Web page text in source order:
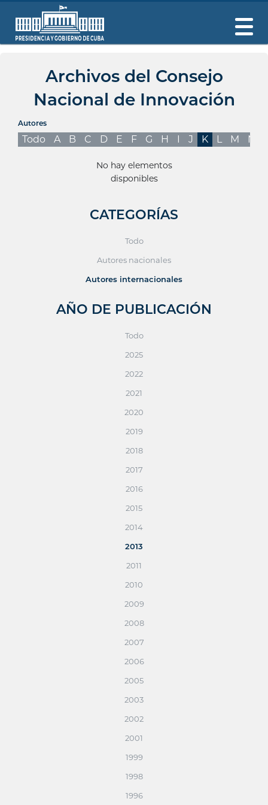
Archivos del Consejo
Nacional de Innovación
Autores
Todo A B C D E F G H I J K L M N
No hay elementos
disponibles
CATEGORÍAS
Todo
Autores nacionales
Autores internacionales
AÑO DE PUBLICACIÓN
Todo
2025
2022
2021
2020
2019
2018
2017
2016
2015
2014
2013
2011
2010
2009
2008
2007
2006
2005
2003
2002
2001
1999
1998
1996